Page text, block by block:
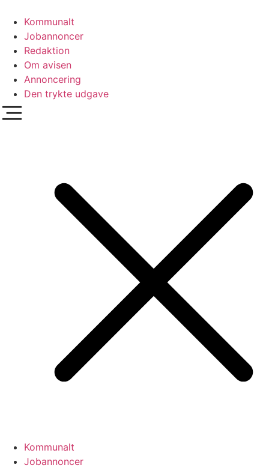
indhold
Kommunalt
Jobannoncer
Redaktion
Om avisen
Annoncering
Den trykte udgave
Kommunalt
Jobannoncer